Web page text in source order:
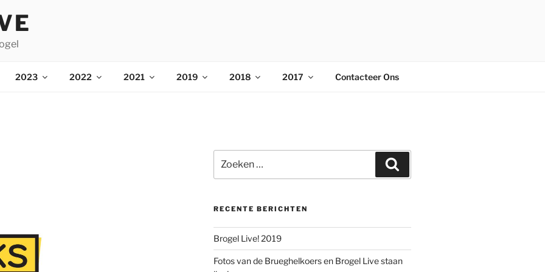
2023 2022 2021 2019 2018 2017 Contacteer Ons
naar:
RECENTE BERICHTEN
Brogel Live! 2019
Fotos van de Brueghelkoers en Brogel Live staan